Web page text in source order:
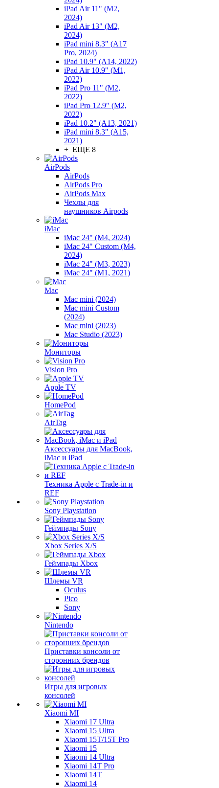
iPad Air 11" (M2,
2024)
iPad Air 13" (M2,
2024)
iPad mini 8.3" (A17
Pro, 2024)
iPad 10.9" (A14, 2022)
iPad Air 10.9" (M1,
2022)
iPad Pro 11" (M2,
2022)
iPad Pro 12.9" (M2,
2022)
iPad 10.2" (A13, 2021)
iPad mini 8.3" (A15,
2021)
+ ЕЩЕ 8
AirPods
AirPods
AirPods Pro
AirPods Max
Чехлы для
наушников Airpods
iMac
iMac 24" (M4, 2024)
iMac 24" Custom (M4,
2024)
iMac 24" (M3, 2023)
iMac 24" (M1, 2021)
Mac
Mac mini (2024)
Mac mini Custom
(2024)
Mac mini (2023)
Mac Studio (2023)
Мониторы
Vision Pro
Apple TV
HomePod
AirTag
Аксессуары для MacBook,
iMac и iPad
Техника Apple с Trade-in и
REF
Sony Playstation
Геймпады Sony
Xbox Series X/S
Геймпады Xbox
Шлемы VR
Oculus
Pico
Sony
Nintendo
Приставки консоли от
сторонних брендов
Игры для игровых
консолей
Xiaomi MI
Xiaomi 17 Ultra
Xiaomi 15 Ultra
Xiaomi 15T/15T Pro
Xiaomi 15
Xiaomi 14 Ultra
Xiaomi 14T Pro
Xiaomi 14T
Xiaomi 14